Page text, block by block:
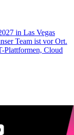
in Las Vegas
Team ist vor Ort.
Plattformen, Cloud